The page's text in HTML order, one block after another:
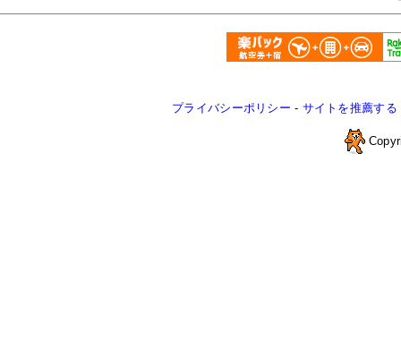
プライバシーポリシー - サイトを推薦する